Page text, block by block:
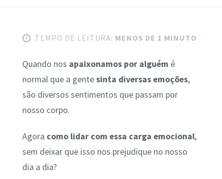
TEMPO DE LEITURA: MENOS DE 1 MINUTO
Quando nos apaixonamos por alguém é
normal que a gentesinta diversas emoções,
são diversos sentimentos que passam por
nosso corpo.
Agora como lidar com essa carga emocional,
sem deixar que isso nos prejudique no nosso
dia a dia?